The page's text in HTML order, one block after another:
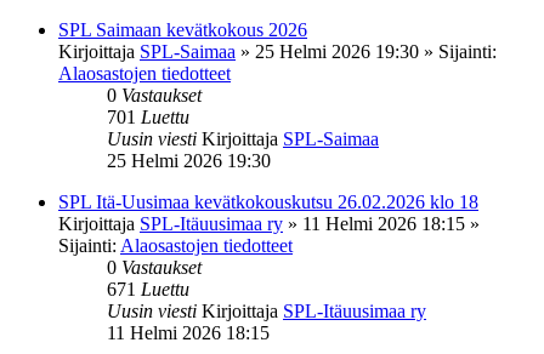
SPL Saimaan kevätkokous 2026
Kirjoittaja SPL-Saimaa » 25 Helmi 2026 19:30 » Sijainti:
Alaosastojen tiedotteet
0 Vastaukset
701 Luettu
Uusin viesti Kirjoittaja SPL-Saimaa
25 Helmi 2026 19:30
SPL Itä-Uusimaa kevätkokouskutsu 26.02.2026 klo 18
Kirjoittaja SPL-Itäuusimaa ry » 11 Helmi 2026 18:15 »
Sijainti: Alaosastojen tiedotteet
0 Vastaukset
671 Luettu
Uusin viesti Kirjoittaja SPL-Itäuusimaa ry
11 Helmi 2026 18:15